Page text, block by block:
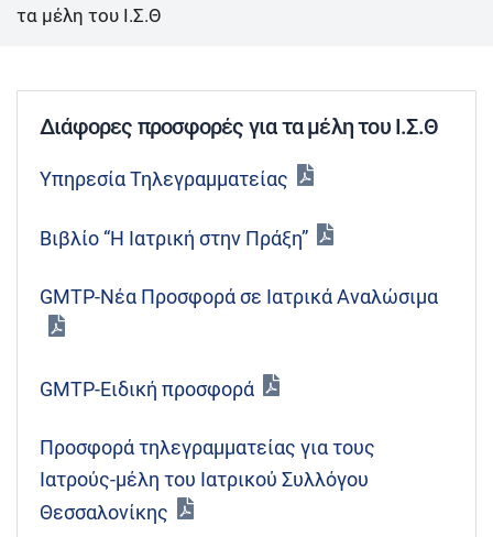
τα μέλη του Ι.Σ.Θ
Διάφορες προσφορές για τα μέλη του Ι.Σ.Θ
Υπηρεσία Τηλεγραμματείας
Βιβλίο “Η Ιατρική στην Πράξη”
GMTP-Νέα Προσφορά σε Ιατρικά Αναλώσιμα
GMTP-Ειδική προσφορά
Προσφορά τηλεγραμματείας για τους
Ιατρούς-μέλη του Ιατρικού Συλλόγου
Θεσσαλονίκης